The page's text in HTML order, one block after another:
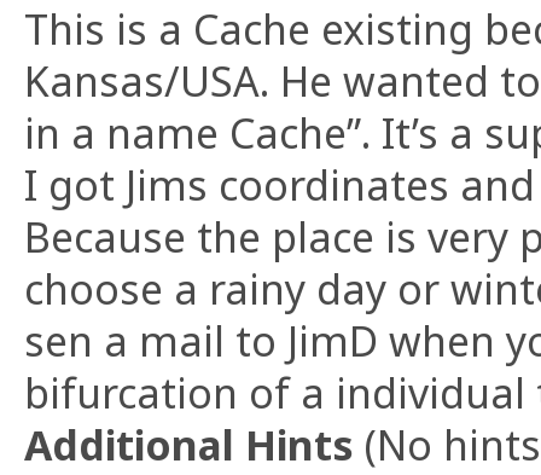
This is a Cache existing
Kansas/USA. He wanted
in a name Cache”. It’s a
I got Jims coordinates and
Because the place is
choose a rainy day or
sen a mail to JimD when
bifurcation of a
Additional Hints (No